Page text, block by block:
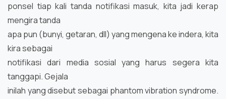
ponsel tiap kali tanda notifikasi masuk, kita jadi kerap
mengira tanda
apa pun (bunyi, getaran, dll) yang mengena ke indera, kita
kira sebagai
notifikasi dari media sosial yang harus segera kita
tanggapi. Gejala
inilah yang disebut sebagai phantom vibration syndrome.